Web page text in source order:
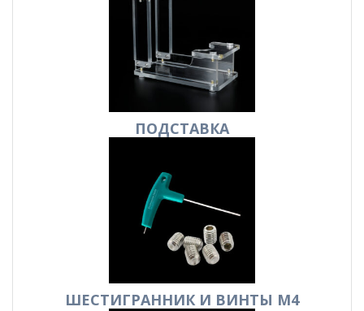
ПОДСТАВКА
ШЕСТИГРАННИК И ВИНТЫ М4